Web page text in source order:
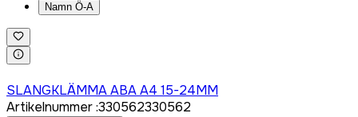
Namn Ö-A
SLANGKLÄMMA ABA A4 15-24MM
Artikelnummer:330562330562